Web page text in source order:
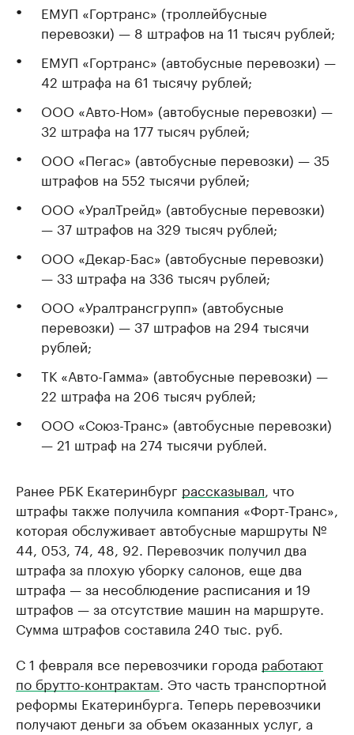
ЕМУП «Гортранс» (троллейбусные
перевозки) — 8 штрафов на 11 тысяч рублей;
ЕМУП «Гортранс» (автобусные перевозки) —
42 штрафа на 61 тысячу рублей;
ООО «Авто-Ном» (автобусные перевозки) —
32 штрафа на 177 тысяч рублей;
ООО «Пегас» (автобусные перевозки) — 35
штрафов на 552 тысячи рублей;
ООО «УралТрейд» (автобусные перевозки)
— 37 штрафов на 329 тысяч рублей;
ООО «Декар-Бас» (автобусные перевозки)
— 33 штрафа на 336 тысяч рублей;
ООО «Уралтрансгрупп» (автобусные
перевозки) — 37 штрафов на 294 тысячи
рублей;
ТК «Авто-Гамма» (автобусные перевозки) —
22 штрафа на 206 тысяч рублей;
ООО «Союз-Транс» (автобусные перевозки)
— 21 штраф на 274 тысячи рублей.
Ранее РБК Екатеринбург рассказывал , что
штрафы также получила компания «Форт-Транс»,
которая обслуживает автобусные маршруты №
44, 053, 74, 48, 92. Перевозчик получил два
штрафа за плохую уборку салонов, еще два
штрафа — за несоблюдение расписания и 19
штрафов — за отсутствие машин на маршруте.
Сумма штрафов составила 240 тыс. руб.
С 1 февраля все перевозчики города работают
по брутто-контрактам . Это часть транспортной
реформы Екатеринбурга. Теперь перевозчики
получают деньги за объем оказанных услуг, а